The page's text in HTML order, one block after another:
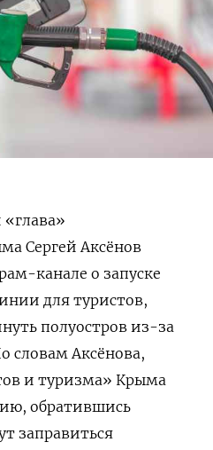
Сергей Аксёнов
канале о запуске
для туристов,
полуостров из-за
словам Аксёнова,
и туризма» Крыма
обратившись
заправиться